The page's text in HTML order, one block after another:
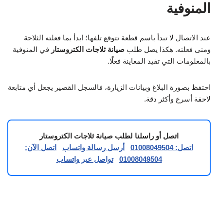
المنوفية
عند الاتصال لا تبدأ باسم قطعة تتوقع تلفها؛ ابدأ بما فعلته الثلاجة
ومتى فعلته. هكذا يصل طلب صيانة ثلاجات الكتروستار في المنوفية
بالمعلومات التي تفيد المعاينة فعلًا.
احتفظ بصورة البلاغ وبيانات الزيارة، فالسجل القصير يجعل أي متابعة
لاحقة أسرع وأكثر دقة.
اتصل أو راسلنا لطلب صيانة ثلاجات الكتروستار
اتصل: 01008049504
أرسل رسالة واتساب
اتصل الآن:
01008049504
تواصل عبر واتساب